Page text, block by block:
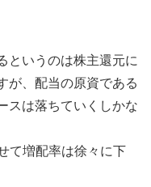
というのは株主還元に
が、配当の原資である
スは落ちていくしかな
て増配率は徐々に下